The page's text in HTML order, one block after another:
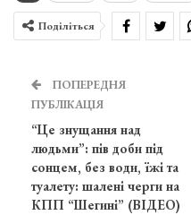
Поділіться
ПОПЕРЕДНЯ
ПУБЛІКАЦІЯ
“Це знущання над
людьми”: пів доби під
сонцем, без води, їжі та
туалету: шалені черги на
КПП “Шегині” (ВІДЕО)